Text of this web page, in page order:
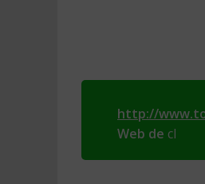
http://
Web de cl